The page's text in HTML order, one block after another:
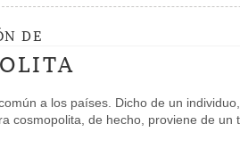
DE
a los países. Dicho de un
cosmopolita, de hecho, proviene de un